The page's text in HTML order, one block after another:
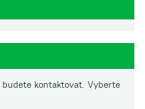
kontaktovat. Vyberte